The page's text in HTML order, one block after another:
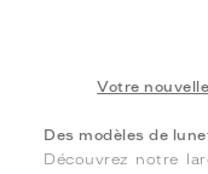
Votre
Des modèles de
Découvrez notre